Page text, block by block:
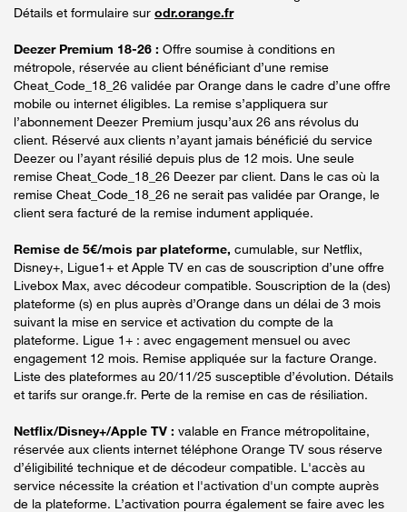
Détails et formulaire sur odr.orange.fr
Deezer Premium 18-26 : Offre soumise à conditions en
métropole, réservée au client bénéficiant d’une remise
Cheat_Code_18_26 validée par Orange dans le cadre d’une offre
mobile ou internet éligibles. La remise s’appliquera sur
l’abonnement Deezer Premium jusqu’aux 26 ans révolus du
client. Réservé aux clients n’ayant jamais bénéficié du service
Deezer ou l’ayant résilié depuis plus de 12 mois. Une seule
remise Cheat_Code_18_26 Deezer par client. Dans le cas où la
remise Cheat_Code_18_26 ne serait pas validée par Orange, le
client sera facturé de la remise indument appliquée.
Remise de 5€/mois par plateforme, cumulable, sur Netflix,
Disney+, Ligue1+ et Apple TV en cas de souscription d’une offre
Livebox Max, avec décodeur compatible. Souscription de la (des)
plateforme (s) en plus auprès d’Orange dans un délai de 3 mois
suivant la mise en service et activation du compte de la
plateforme. Ligue 1+ : avec engagement mensuel ou avec
engagement 12 mois. Remise appliquée sur la facture Orange.
Liste des plateformes au 20/11/25 susceptible d’évolution. Détails
et tarifs sur orange.fr. Perte de la remise en cas de résiliation.
Netflix/Disney+/Apple TV : valable en France métropolitaine,
réservée aux clients internet téléphone Orange TV sous réserve
d’éligibilité technique et de décodeur compatible. L'accès au
service nécessite la création et l'activation d'un compte auprès
de la plateforme. L’activation pourra également se faire avec les